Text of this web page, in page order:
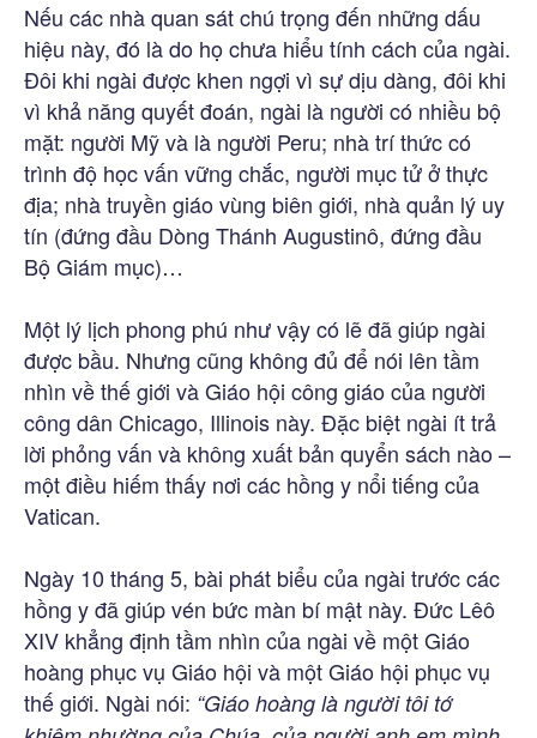
Nếu các nhà quan sát chú trọng đến những dấu
hiệu này, đó là do họ chưa hiểu tính cách của ngài.
Đôi khi ngài được khen ngợi vì sự dịu dàng, đôi khi
vì khả năng quyết đoán, ngài là người có nhiều bộ
mặt: người Mỹ và là người Peru; nhà trí thức có
trình độ học vấn vững chắc, người mục tử ở thực
địa; nhà truyền giáo vùng biên giới, nhà quản lý uy
tín (đứng đầu Dòng Thánh Augustinô, đứng đầu
Bộ Giám mục)…
Một lý lịch phong phú như vậy có lẽ đã giúp ngài
được bầu. Nhưng cũng không đủ để nói lên tầm
nhìn về thế giới và Giáo hội công giáo của người
công dân Chicago, Illinois này. Đặc biệt ngài ít trả
lời phỏng vấn và không xuất bản quyển sách nào –
một điều hiếm thấy nơi các hồng y nổi tiếng của
Vatican.
Ngày 10 tháng 5, bài phát biểu của ngài trước các
hồng y đã giúp vén bức màn bí mật này. Đức Lêô
XIV khẳng định tầm nhìn của ngài về một Giáo
hoàng phục vụ Giáo hội và một Giáo hội phục vụ
thế giới. Ngài nói: “Giáo hoàng là người tôi tớ